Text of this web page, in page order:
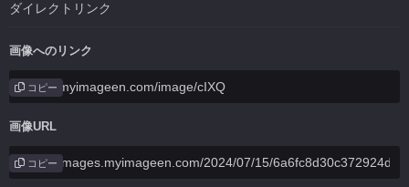
ダイレクトリンク
画像へのリンク
コピー
画像URL
コピー